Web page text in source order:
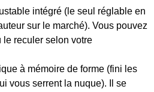
intégré (le seul réglable en
sur le marché). Vous pouvez
le reculer selon votre
à mémoire de forme (fini les
vous serrent la nuque). Il se